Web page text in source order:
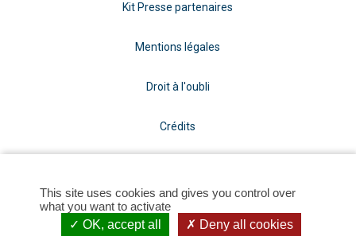
Kit Presse partenaires
Mentions légales
Droit à l'oubli
Crédits
Plan du site
This site uses cookies and gives you control over
what you want to activate
OK, accept all
Deny all cookies